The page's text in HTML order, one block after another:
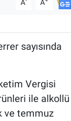
A A
sayısında
Vergisi
ile alkollü
ve temmuz